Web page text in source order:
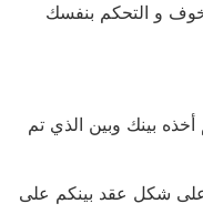
و التحكم بنفسك
أخذه بينك وبين الذي تم
شكل عقد بينكم على